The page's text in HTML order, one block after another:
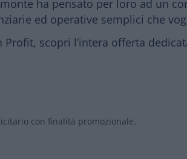
ha pensato per loro ad un
ed operative semplici che
Profit, scopri l’intera offerta
con finalità promozionale.